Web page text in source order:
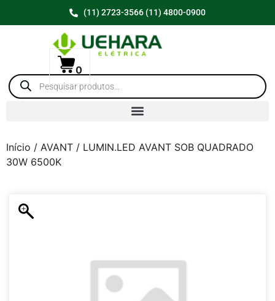
(11) 2723-3566 (11) 4800-0900
0
Início / AVANT / LUMIN.LED AVANT SOB QUADRADO
30W 6500K